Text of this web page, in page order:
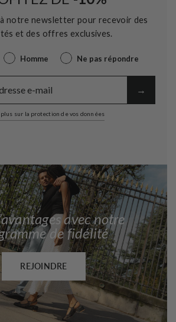
notre newsletter pour recevoir des
et des offres exclusives.
Homme Ne pas répondre
→︎
plus sur la protection de vos données
avec notre
de fidélité
REJOINDRE